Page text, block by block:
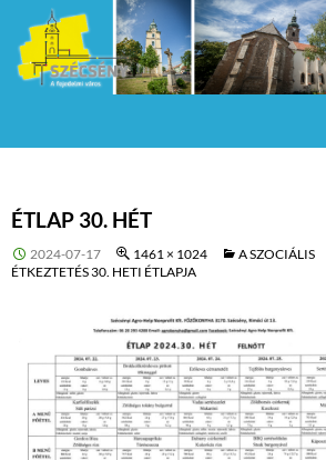
ÉTLAP 30. HÉT
2024-07-17 1461 × 1024
A SZOCIÁLIS
ÉTKEZTETÉS 30. HETI ÉTLAPJA